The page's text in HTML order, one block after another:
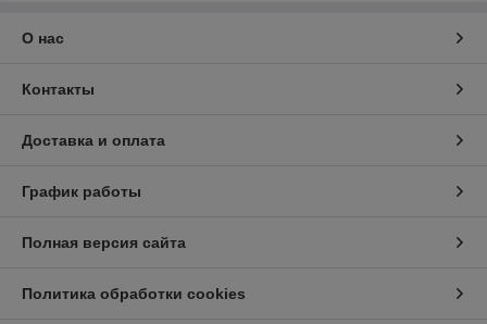
О нас
Контакты
Доставка и оплата
График работы
Полная версия сайта
Политика обработки cookies